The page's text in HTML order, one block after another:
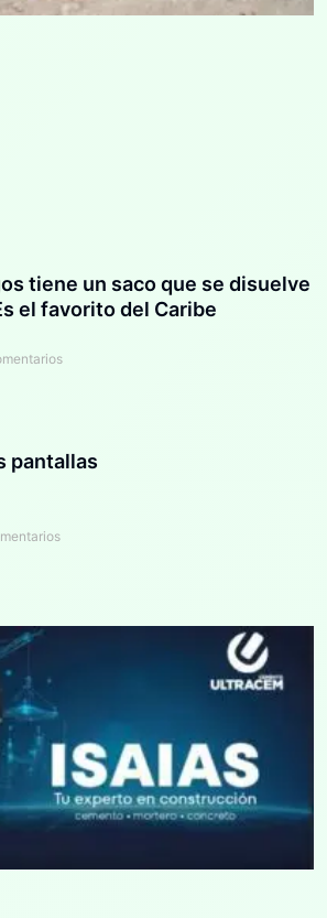
tiene un saco que se disuelve
el favorito del Caribe
pantallas